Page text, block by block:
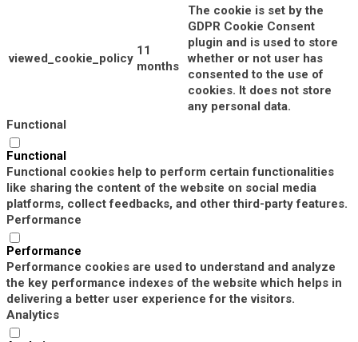
viewed_cookie_policy
11
months
The cookie is set by the
GDPR Cookie Consent
plugin and is used to store
whether or not user has
consented to the use of
cookies. It does not store
any personal data.
Functional
Functional
Functional cookies help to perform certain functionalities
like sharing the content of the website on social media
platforms, collect feedbacks, and other third-party features.
Performance
Performance
Performance cookies are used to understand and analyze
the key performance indexes of the website which helps in
delivering a better user experience for the visitors.
Analytics